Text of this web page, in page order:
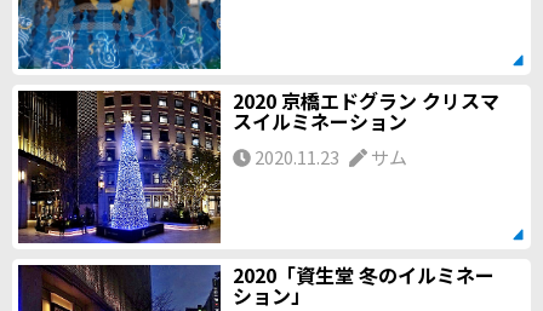
2020 京橋エドグラン クリスマ
スイルミネーション
2020.11.23 サム
2020「資生堂 冬のイルミネー
ション」